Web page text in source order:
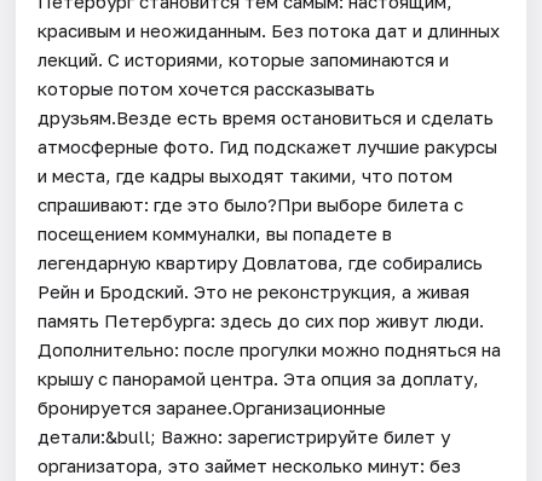
красивым и неожиданным. Без потока дат и длинных
лекций. С историями, которые запоминаются и
которые потом хочется рассказывать
друзьям.Везде есть время остановиться и сделать
атмосферные фото. Гид подскажет лучшие ракурсы
и места, где кадры выходят такими, что потом
спрашивают: где это было?При выборе билета с
посещением коммуналки, вы попадете в
легендарную квартиру Довлатова, где собирались
Рейн и Бродский. Это не реконструкция, а живая
память Петербурга: здесь до сих пор живут люди.
Дополнительно: после прогулки можно подняться на
крышу с панорамой центра. Эта опция за доплату,
бронируется заранее.Организационные
детали:&bull; Важно: зарегистрируйте билет у
организатора, это займет несколько минут: без